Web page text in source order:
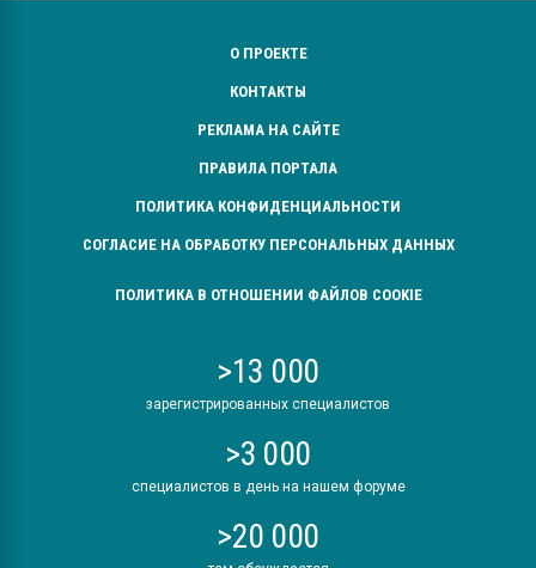
О ПРОЕКТЕ
КОНТАКТЫ
РЕКЛАМА НА САЙТЕ
ПРАВИЛА ПОРТАЛА
ПОЛИТИКА КОНФИДЕНЦИАЛЬНОСТИ
СОГЛАСИЕ НА ОБРАБОТКУ ПЕРСОНАЛЬНЫХ ДАННЫХ
ПОЛИТИКА В ОТНОШЕНИИ ФАЙЛОВ COOKIE
>13 000
зарегистрированных специалистов
>3 000
специалистов в день на нашем форуме
>20 000